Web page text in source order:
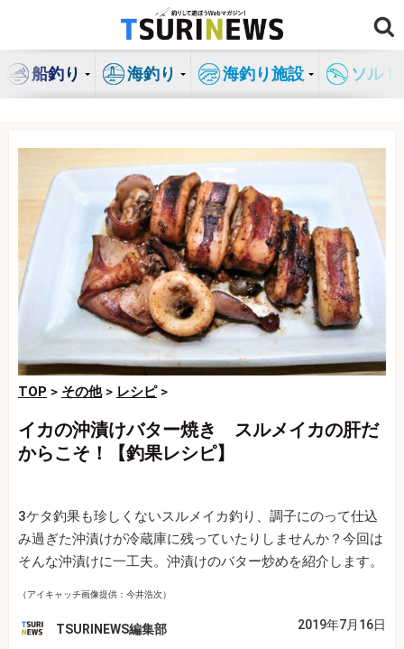
ン
船釣り 海釣り 海釣り施設 ソル
TOP > その他> レシピ>
イカの沖漬けバター焼き スルメイカの肝だ
からこそ！【釣果レシピ】
3ケタ釣果も珍しくないスルメイカ釣り、調子にのって仕込
み過ぎた沖漬けが冷蔵庫に残っていたりしませんか？今回は
そんな沖漬けに一工夫。沖漬けのバター炒めを紹介します。
（アイキャッチ画像提供：今井浩次）
TSURINEWS編集部 2019年7月16日